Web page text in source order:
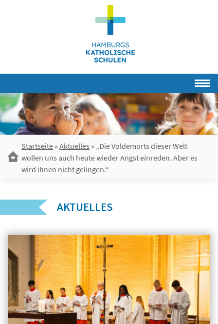
Startseite » Aktuelles » „Die Voldemorts dieser Welt
wollen uns auch heute wieder Angst einreden. Aber es
wird ihnen nicht gelingen.“
AKTUELLES